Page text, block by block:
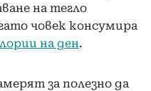
на тегло
човек консумира
на ден.
за полезно да